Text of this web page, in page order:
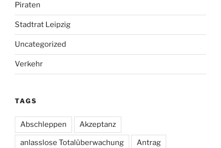
Piraten
Stadtrat Leipzig
Uncategorized
Verkehr
TAGS
Abschleppen Akzeptanz
anlasslose Totalüberwachung Antrag